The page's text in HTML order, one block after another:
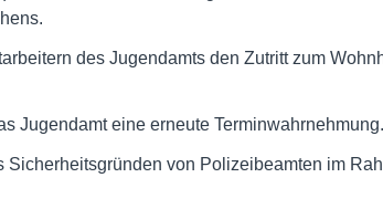
des Jugendamts den Zutritt zum
Jugendamt eine erneute Terminwahrnehmung.
Sicherheitsgründen von Polizeibeamten im